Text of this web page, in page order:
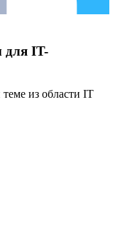
для IT-
из области IT